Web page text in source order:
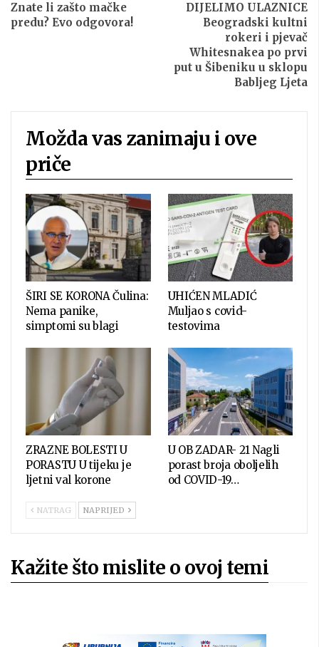
Znate li zašto mačke
predu? Evo odgovora!
DIJELIMO ULAZNICE
Beogradski kultni
rokeri i pjevač
Whitesnakea po prvi
put u Šibeniku u sklopu
Babljeg Ljeta
Možda vas zanimaju i ove
priče
ŠIRI SE KORONA Čulina:
Nema panike,
simptomi su blagi
UHIĆEN MLADIĆ
Muljao s covid-
testovima
ZRAZNE BOLESTI U
PORASTU U tijeku je
ljetni val korone
U OB ZADAR- 21 Nagli
porast broja oboljelih
od COVID-19…
NATRAG NAPRIJED
Kažite što mislite o ovoj temi